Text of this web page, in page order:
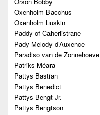
Oxenholm Bacchus
Oxenholm Luskin
Paddy of Caherlistrane
Pady Melody d’Auxence
Paradiso van de Zonnehoeve
Patriks Méara
Pattys Bastian
Pattys Benedict
Pattys Bengt Jr.
Pattys Bengtson